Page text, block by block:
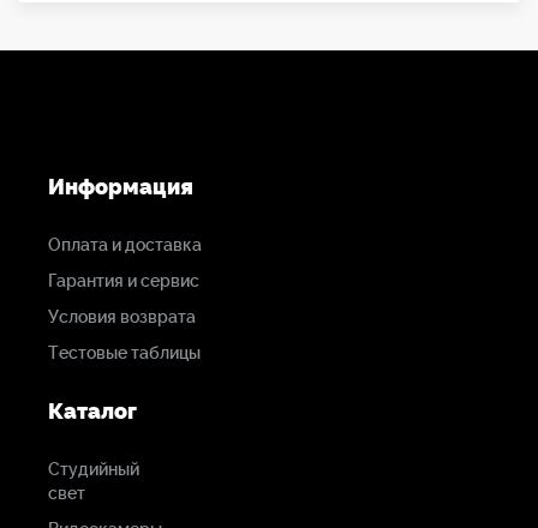
Информация
Оплата и доставка
Гарантия и сервис
Условия возврата
Тестовые таблицы
Каталог
Студийный
свет